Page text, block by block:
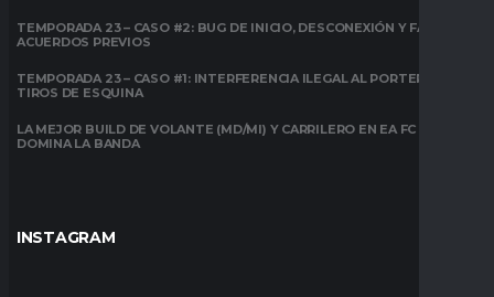
TEMPORADA 23 – CASO #2: BUG DE INICIO, DESCONEXIÓN Y FALTA DE
ACUERDOS PREVIOS
TEMPORADA 23 – CASO #1: INTERFERENCIA ILEGAL AL PORTERO EN
TIROS DE ESQUINA
LA MEJOR BUILD DE VOLANTE (MD/MI) Y CARRILERO EN EA FC 26:
DOMINA LA BANDA
INSTAGRAM